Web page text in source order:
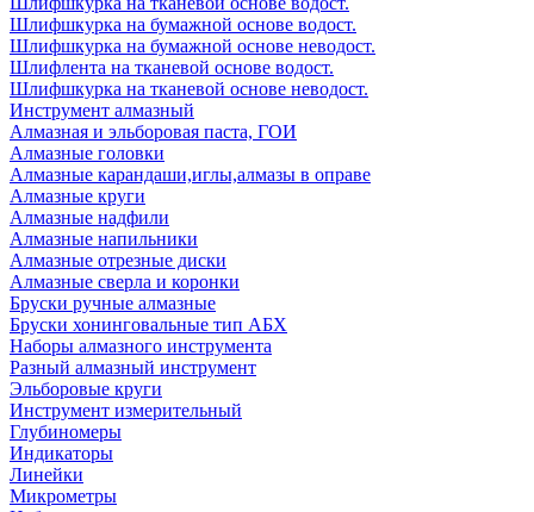
Шлифшкурка на бумажной основе водост.
Шлифшкурка на бумажной основе неводост.
Шлифлента на тканевой основе водост.
Шлифшкурка на тканевой основе неводост.
Инструмент алмазный
Алмазная и эльборовая паста, ГОИ
Алмазные головки
Алмазные карандаши,иглы,алмазы в оправе
Алмазные круги
Алмазные надфили
Алмазные напильники
Алмазные отрезные диски
Алмазные сверла и коронки
Бруски ручные алмазные
Бруски хонинговальные тип АБХ
Наборы алмазного инструмента
Разный алмазный инструмент
Эльборовые круги
Инструмент измерительный
Глубиномеры
Индикаторы
Линейки
Микрометры